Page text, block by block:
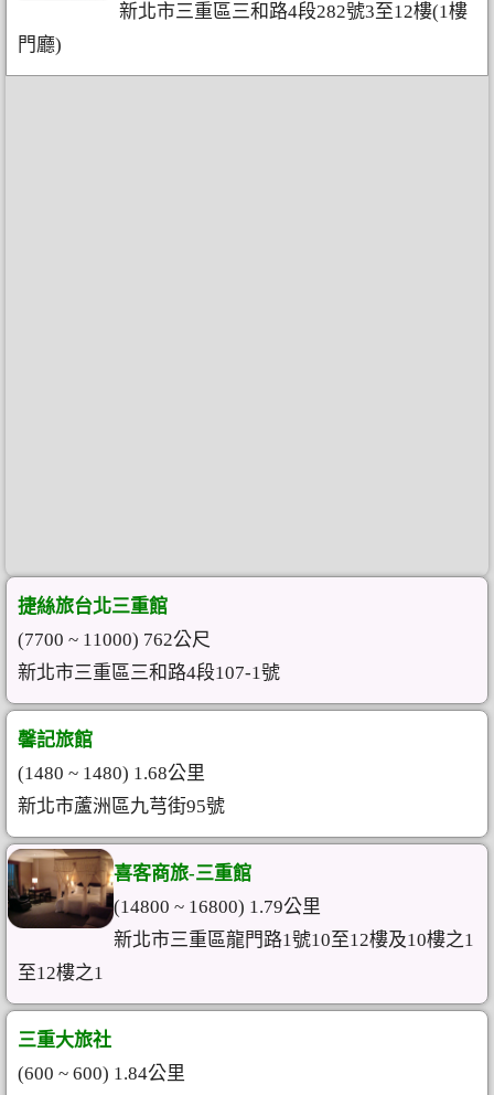
新北市三重區三和路4段282號3至12樓(1樓
門廳)
捷絲旅台北三重館
(7700 ~ 11000) 762公尺
新北市三重區三和路4段107-1號
馨記旅館
(1480 ~ 1480) 1.68公里
新北市蘆洲區九芎街95號
喜客商旅-三重館
(14800 ~ 16800) 1.79公里
新北市三重區龍門路1號10至12樓及10樓之1
至12樓之1
三重大旅社
(600 ~ 600) 1.84公里